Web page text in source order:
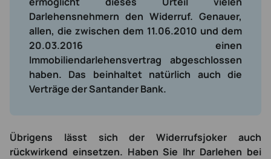
Darlehensnehmern den Widerruf. Genauer,
allen, die zwischen dem 11.06.2010 und dem
20.03.2016 einen
Immobiliendarlehensvertrag abgeschlossen
haben. Das beinhaltet natürlich auch die
Verträge der Santander Bank.
Übrigens lässt sich der Widerrufsjoker auch
rückwirkend einsetzen. Haben Sie Ihr Darlehen bei